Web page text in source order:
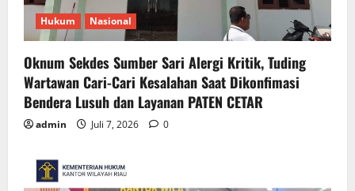
Hukum Nasional
Oknum Sekdes Sumber Sari Alergi Kritik, Tuding
Wartawan Cari-Cari Kesalahan Saat Dikonfimasi
Bendera Lusuh dan Layanan PATEN CETAR
admin Juli 7, 2026 0